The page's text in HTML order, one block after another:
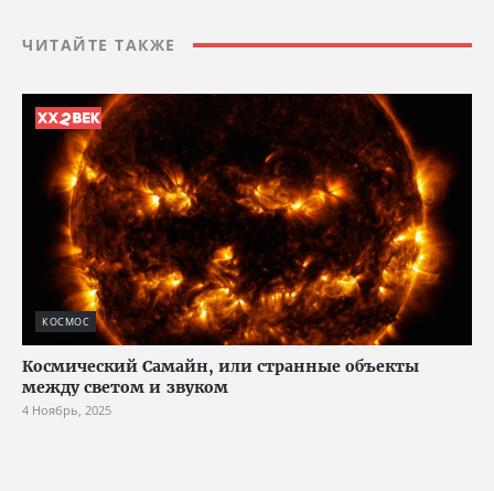
ЧИТАЙТЕ ТАКЖЕ
КОСМОС
Космический Самайн, или странные объекты
между светом и звуком
4 Ноябрь, 2025